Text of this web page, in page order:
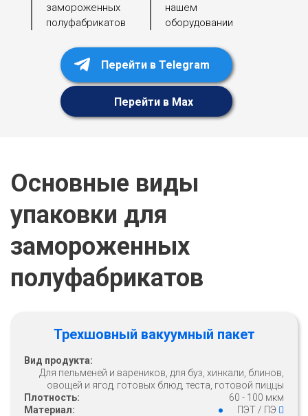
замороженных
полуфабрикатов
нашем
оборудовании
Перейти в Telegram
Перейти в Max
Основные виды
упаковки для
замороженных
полуфабрикатов
Трехшовный вакуумный пакет
Вид продукта:
Для пельменей и вареников, для буз, хинкали, блинов,
овощей и ягод, готовых блюд, теста, готовой пиццы
Плотность:
60 - 100 мкм
Материал:
ПЭТ / ПЭ